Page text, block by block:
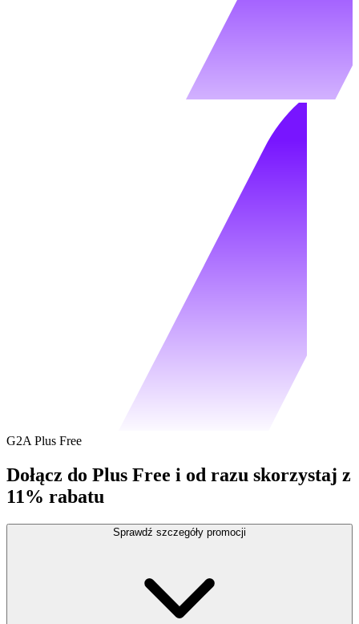
G2A Plus Free
Dołącz do Plus Free i od razu skorzystaj z
11% rabatu
Sprawdź szczegóły promocji